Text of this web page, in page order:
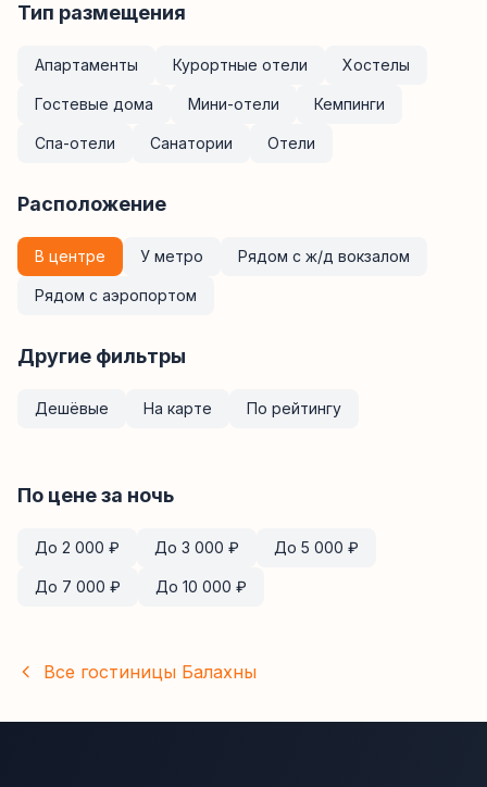
Тип размещения
Апартаменты Курортные отели Хостелы
Гостевые дома Мини-отели Кемпинги
Спа-отели Санатории Отели
Расположение
В центре У метро Рядом с ж/д вокзалом
Рядом с аэропортом
Другие фильтры
Дешёвые На карте По рейтингу
По цене за ночь
До 2 000 ₽ До 3 000 ₽ До 5 000 ₽
До 7 000 ₽ До 10 000 ₽
Все гостиницы Балахны